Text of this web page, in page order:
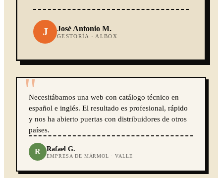
J José Antonio M.
GESTORÍA · ALBOX
"
Necesitábamos una web con catálogo técnico en
español e inglés. El resultado es profesional, rápido
y nos ha abierto puertas con distribuidores de otros
países.
R Rafael G.
EMPRESA DE MÁRMOL · VALLE